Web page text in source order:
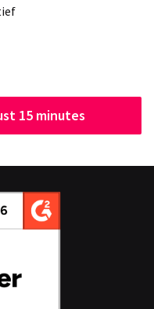
15 minutes